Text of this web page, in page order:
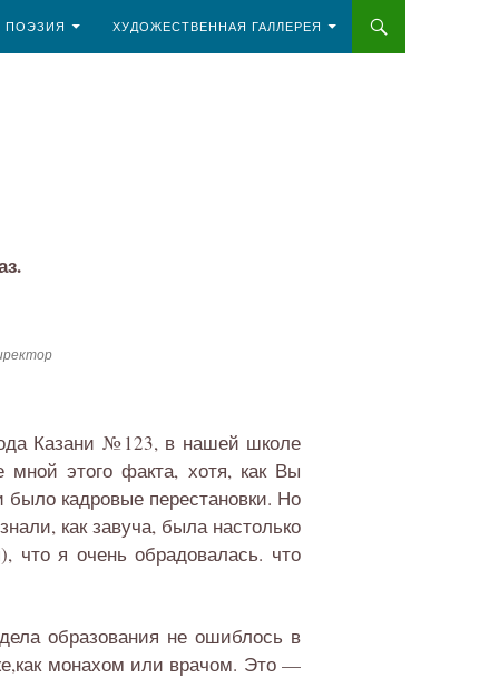
ПОЭЗИЯ ХУДОЖЕСТВЕННАЯ ГАЛЛЕРЕЯ
Казани №123, в нашей школе
этого факта, хотя, как Вы
кадровые перестановки. Но
как завуча, была настолько
что я очень обрадовалась. что
образования не ошиблось в
монахом или врачом. Это —